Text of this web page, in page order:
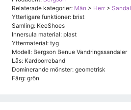
Relaterade kategorier: Män > Herr >
Ytterligare funktioner: brist
Samling: KeeShoes
Innersula material: plast
Yttermaterial: tyg
Modell: Bergson Benue Vandringssandaler
Lås: Kardborreband
Dominerande mönster: geometrisk
Färg: grön